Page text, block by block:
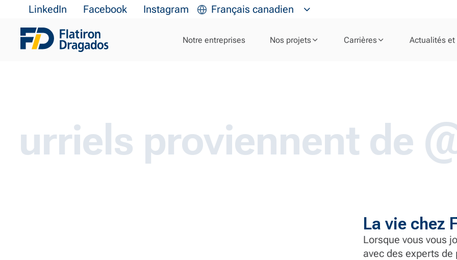
LinkedIn Facebook Instagram Français canadien
Notre entreprises Nos projets Carrières Actualités
Rejoignez-nous
proviennent de
La vie chez
Lorsque vous vous
avec des experts